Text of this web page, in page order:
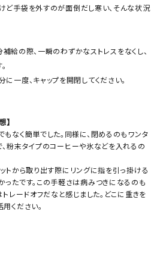
ど手袋を外すのが面倒だし寒い、そんな状況
給の際、一瞬のわずかなストレスをなくし、
一度、キャップを開閉してください。
】
なく簡単でした。同様に、閉めるのもワンタ
、粉末タイプのコーヒーや氷などを入れるの
トから取り出す際にリングに指を引っ掛ける
ったです。この手軽さは病みつきになるのも
トレードオフだなと感じました。どこに重きを
ください。